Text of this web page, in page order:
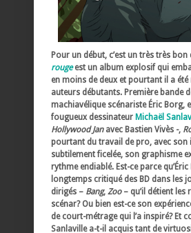
Pour un début, c’est un très très bon
rougeest un album explosif qui
en moins de deux et pourtant il a été
auteurs débutants. Première bande
machiavélique scénariste Éric Borg,
fougueux dessinateur Michaël
Hollywood Janavec Bastien Vivès -,
pourtant du travail de pro, avec son
subtilement ficelée, son graphisme
rythme endiablé. Est-ce parce qu’Éric
longtemps critiqué des BD dans les
dirigés – Bang, Zoo– qu’il détient les
scénar? Ou bien est-ce son
de court-métrage qui l’a inspiré? Et
Sanlaville a-t-il acquis tant de